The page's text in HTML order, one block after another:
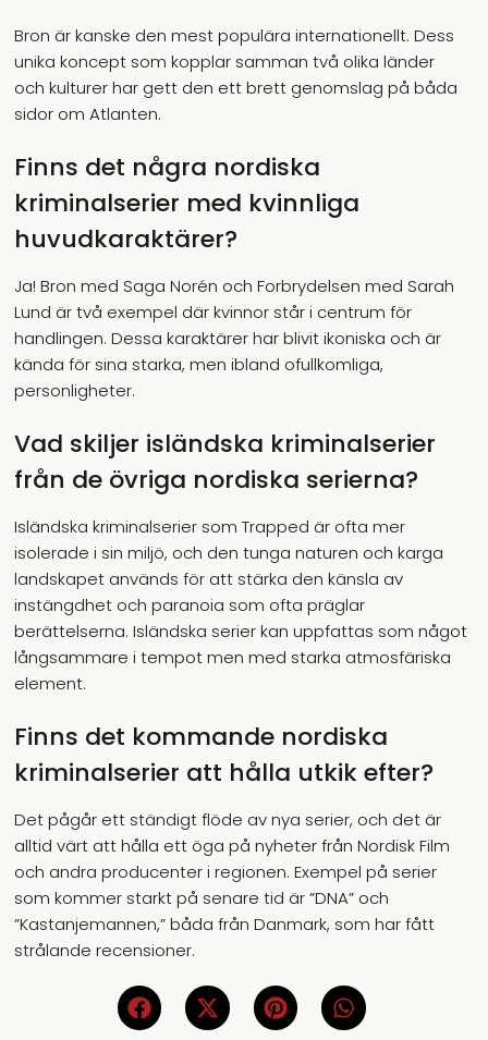
Bron är kanske den mest populära internationellt. Dess
unika koncept som kopplar samman två olika länder
och kulturer har gett den ett brett genomslag på båda
sidor om Atlanten.
Finns det några nordiska
kriminalserier med kvinnliga
huvudkaraktärer?
Ja! Bron med Saga Norén och Forbrydelsen med Sarah
Lund är två exempel där kvinnor står i centrum för
handlingen. Dessa karaktärer har blivit ikoniska och är
kända för sina starka, men ibland ofullkomliga,
personligheter.
Vad skiljer isländska kriminalserier
från de övriga nordiska serierna?
Isländska kriminalserier som Trapped är ofta mer
isolerade i sin miljö, och den tunga naturen och karga
landskapet används för att stärka den känsla av
instängdhet och paranoia som ofta präglar
berättelserna. Isländska serier kan uppfattas som något
långsammare i tempot men med starka atmosfäriska
element.
Finns det kommande nordiska
kriminalserier att hålla utkik efter?
Det pågår ett ständigt flöde av nya serier, och det är
alltid värt att hålla ett öga på nyheter från Nordisk Film
och andra producenter i regionen. Exempel på serier
som kommer starkt på senare tid är ”DNA” och
”Kastanjemannen,” båda från Danmark, som har fått
strålande recensioner.